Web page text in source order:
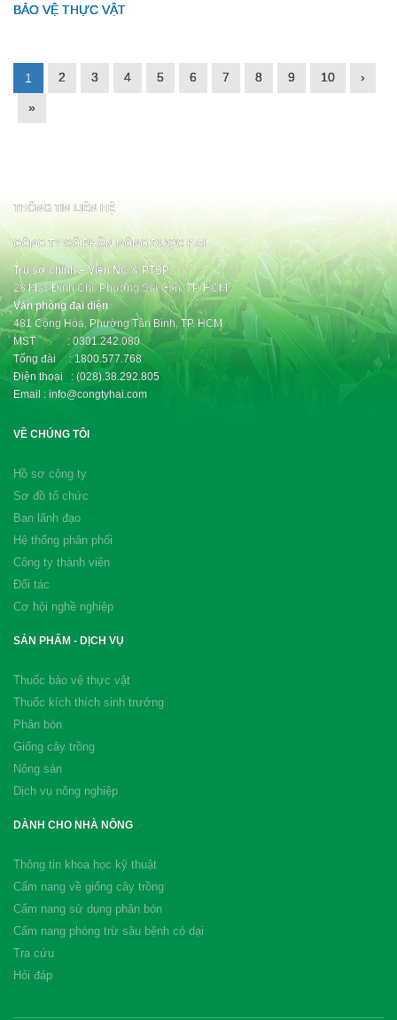
BẢO VỆ THỰC VẬT
1 2 3 4 5 6 7 8 9 10 ›
»
THÔNG TIN LIÊN HỆ
CÔNG TY CỔ PHẦN NÔNG DƯỢC HAI
Trụ sở chính – Viện NC & PTSP
28 Mạc Đĩnh Chi, Phường Sài Gòn, TP. HCM
Văn phòng đại diện
481 Cộng Hòa, Phường Tân Bình, TP. HCM
MST : 0301.242.080
Tổng đài : 1800.577.768
Điện thoại : (028).38.292.805
Email : info@congtyhai.com
VỀ CHÚNG TÔI
Hồ sơ công ty
Sơ đồ tổ chức
Ban lãnh đạo
Hệ thống phân phối
Công ty thành viên
Đối tác
Cơ hội nghề nghiệp
SẢN PHẨM - DỊCH VỤ
Thuốc bảo vệ thực vật
Thuốc kích thích sinh trưởng
Phân bón
Giống cây trồng
Nông sản
Dịch vụ nông nghiệp
DÀNH CHO NHÀ NÔNG
Thông tin khoa học kỹ thuật
Cẩm nang về giống cây trồng
Cẩm nang sử dụng phân bón
Cẩm nang phòng trừ sâu bệnh cỏ dại
Tra cứu
Hỏi đáp